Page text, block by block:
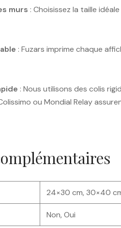
murs : Choisissez la taille
: Fuzars imprime chaque
: Nous utilisons des colis
ou Mondial Relay
24×30 cm, 30×40
Non, Oui